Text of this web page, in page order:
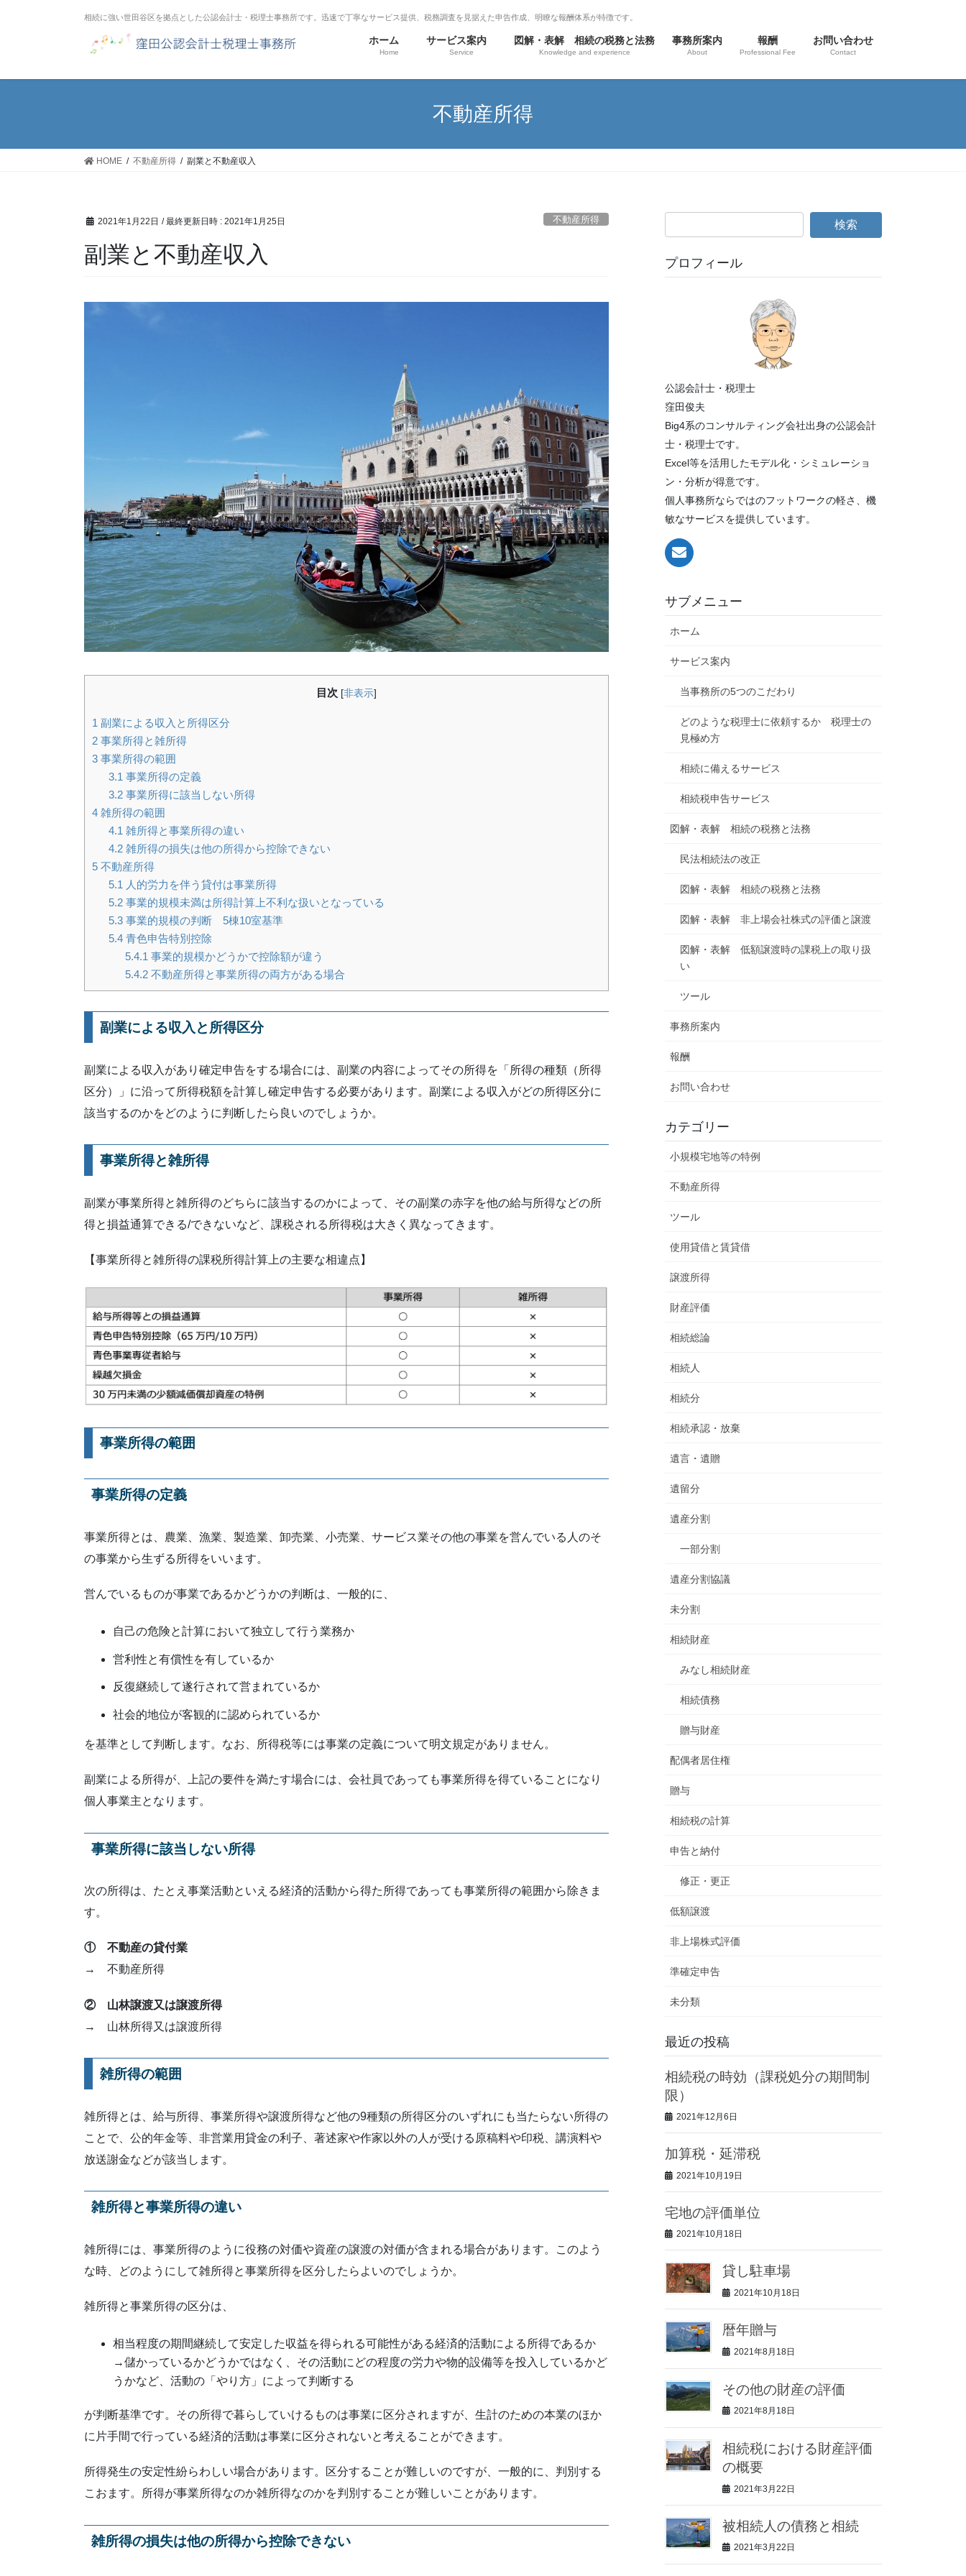
ツ
シ
相続に強い世田谷区を拠点とした公認会計士・税理士事務所です。迅速で丁寧なサービス提供、税務調査を見据えた申告作成、明瞭な報酬体系が特徴です。
ホーム
Home
サービス案内
Service
図解・表解 相続の税務と法務
Knowledge and experience
事務所案内
About
報酬
Professional Fee
お問い合わせ
Contact
不動産所得
HOME 不動産所得 副業と不動産収入
2021年1月22日 / 最終更新日時 : 2021年1月25日 不動産所得
副業と不動産収入
目次 [非表示]
1 副業による収入と所得区分
2 事業所得と雑所得
3 事業所得の範囲
3.1 事業所得の定義
3.2事業所得に該当しない所得
4 雑所得の範囲
4.1 雑所得と事業所得の違い
4.2雑所得の損失は他の所得から控除できない
5 不動産所得
5.1 人的労力を伴う貸付は事業所得
5.2事業的規模未満は所得計算上不利な扱いとなっている
5.3事業的規模の判断 5棟10室基準
5.4青色申告特別控除
5.4.1 事業的規模かどうかで控除額が違う
5.4.2不動産所得と事業所得の両方がある場合
副業による収入と所得区分
副業による収入があり確定申告をする場合には、副業の内容によってその所得を「所得の種類（所得
区分）」に沿って所得税額を計算し確定申告する必要があります。副業による収入がどの所得区分に
該当するのかをどのように判断したら良いのでしょうか。
事業所得と雑所得
副業が事業所得と雑所得のどちらに該当するのかによって、その副業の赤字を他の給与所得などの所
得と損益通算できる/できないなど、課税される所得税は大きく異なってきます。
【事業所得と雑所得の課税所得計算上の主要な相違点】
事業所得の範囲
事業所得の定義
事業所得とは、農業、漁業、製造業、卸売業、小売業、サービス業その他の事業を営んでいる人のそ
の事業から生ずる所得をいいます。
営んでいるものが事業であるかどうかの判断は、一般的に、
自己の危険と計算において独立して行う業務か
営利性と有償性を有しているか
反復継続して遂行されて営まれているか
社会的地位が客観的に認められているか
を基準として判断します。なお、所得税等には事業の定義について明文規定がありません。
副業による所得が、上記の要件を満たす場合には、会社員であっても事業所得を得ていることになり
個人事業主となります。
事業所得に該当しない所得
次の所得は、たとえ事業活動といえる経済的活動から得た所得であっても事業所得の範囲から除きま
す。
① 不動産の貸付業
→ 不動産所得
② 山林譲渡又は譲渡所得
→ 山林所得又は譲渡所得
雑所得の範囲
雑所得とは、給与所得、事業所得や譲渡所得など他の9種類の所得区分のいずれにも当たらない所得の
ことで、公的年金等、非営業用貸金の利子、著述家や作家以外の人が受ける原稿料や印税、講演料や
放送謝金などが該当します。
雑所得と事業所得の違い
雑所得には、事業所得のように役務の対価や資産の譲渡の対価が含まれる場合があります。このよう
な時、どのようにして雑所得と事業所得を区分したらよいのでしょうか。
雑所得と事業所得の区分は、
相当程度の期間継続して安定した収益を得られる可能性がある経済的活動による所得であるか
→儲かっているかどうかではなく、その活動にどの程度の労力や物的設備等を投入しているかど
うかなど、活動の「やり方」によって判断する
が判断基準です。その所得で暮らしていけるものは事業に区分されますが、生計のための本業のほか
に片手間で行っている経済的活動は事業に区分されないと考えることができます。
所得発生の安定性紛らわしい場合があります。区分することが難しいのですが、一般的に、判別する
こおます。所得が事業所得なのか雑所得なのかを判別することが難しいことがあります。
雑所得の損失は他の所得から控除できない
プロフィール
公認会計士・税理士
窪田俊夫
Big4系のコンサルティング会社出身の公認会計
士・税理士です。
Excel等を活用したモデル化・シミュレーショ
ン・分析が得意です。
個人事務所ならではのフットワークの軽さ、機
敏なサービスを提供しています。
サブメニュー
ホーム
サービス案内
当事務所の5つのこだわり
どのような税理士に依頼するか 税理士の
見極め方
相続に備えるサービス
相続税申告サービス
図解・表解 相続の税務と法務
民法相続法の改正
図解・表解 相続の税務と法務
図解・表解 非上場会社株式の評価と譲渡
図解・表解 低額譲渡時の課税上の取り扱
い
ツール
事務所案内
報酬
お問い合わせ
カテゴリー
小規模宅地等の特例
不動産所得
ツール
使用貸借と賃貸借
譲渡所得
財産評価
相続総論
相続人
相続分
相続承認・放棄
遺言・遺贈
遺留分
遺産分割
一部分割
遺産分割協議
未分割
相続財産
みなし相続財産
相続債務
贈与財産
配偶者居住権
贈与
相続税の計算
申告と納付
修正・更正
低額譲渡
非上場株式評価
準確定申告
未分類
最近の投稿
相続税の時効（課税処分の期間制
限）
2021年12月6日
加算税・延滞税
2021年10月19日
宅地の評価単位
2021年10月18日
貸し駐車場
2021年10月18日
暦年贈与
2021年8月18日
その他の財産の評価
2021年8月18日
相続税における財産評価
の概要
2021年3月22日
被相続人の債務と相続
2021年3月22日